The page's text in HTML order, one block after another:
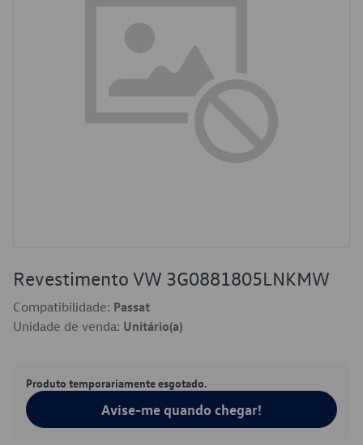
Revestimento VW 3G0881805LNKMW
Compatibilidade: Passat
Unidade de venda: Unitário(a)
Produto temporariamente esgotado.
Avise-me quando chegar!